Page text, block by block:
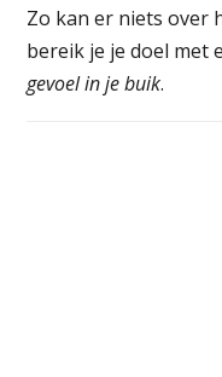
Zo kan er niets over
bereik je je doel met
gevoel in je buik.